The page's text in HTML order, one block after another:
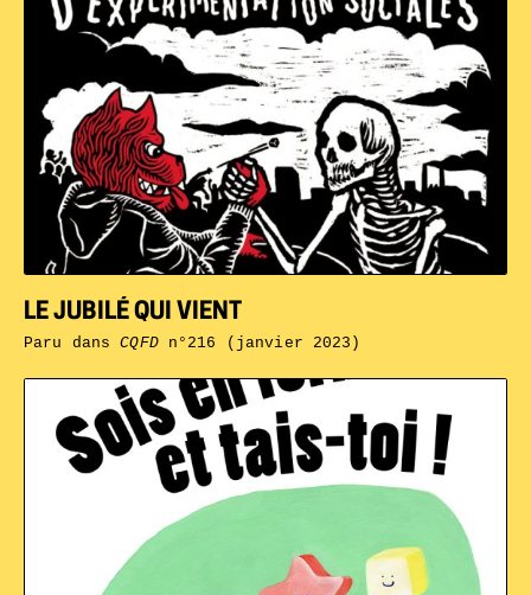
LE JUBILÉ QUI VIENT
Paru dansCQFDn°216 (janvier 2023)